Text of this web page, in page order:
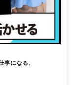
事になる。